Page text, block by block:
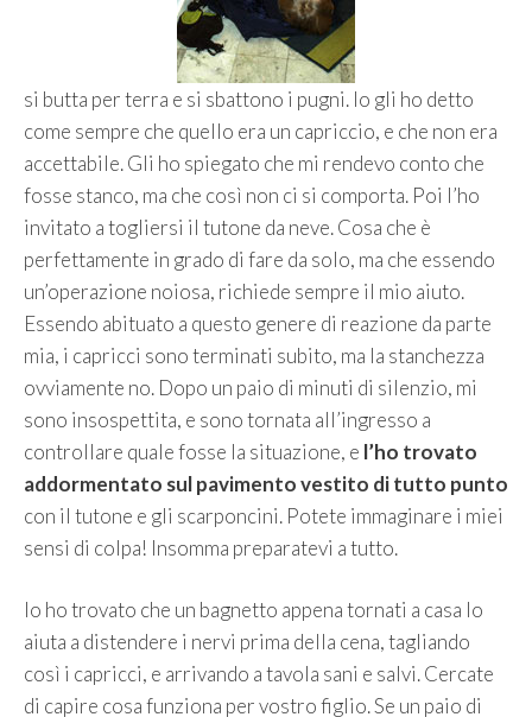
si butta per terra e si sbattono i pugni. Io gli ho detto
come sempre che quello era un capriccio, e che non era
accettabile. Gli ho spiegato che mi rendevo conto che
fosse stanco, ma che così non ci si comporta. Poi l’ho
invitato a togliersi il tutone da neve. Cosa che è
perfettamente in grado di fare da solo, ma che essendo
un’operazione noiosa, richiede sempre il mio aiuto.
Essendo abituato a questo genere di reazione da parte
mia, i capricci sono terminati subito, ma la stanchezza
ovviamente no. Dopo un paio di minuti di silenzio, mi
sono insospettita, e sono tornata all’ingresso a
controllare quale fosse la situazione, e l’ho trovato
addormentato sul pavimento vestito di tutto punto
con il tutone e gli scarponcini. Potete immaginare i miei
sensi di colpa! Insomma preparatevi a tutto.
Io ho trovato che un bagnetto appena tornati a casa lo
aiuta a distendere i nervi prima della cena, tagliando
così i capricci, e arrivando a tavola sani e salvi. Cercate
di capire cosa funziona per vostro figlio. Se un paio di